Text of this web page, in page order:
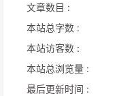
文章数目 :
本站总字数 :
本站访客数 :
本站总浏览量 :
最后更新时间 :